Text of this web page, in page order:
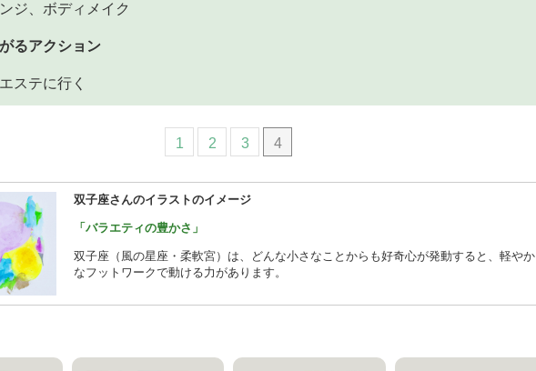
ジ、ボディメイク
るアクション
ステに行く
1 2 3 4
双子座さんのイラストのイメージ
「バラエティの豊かさ」
双子座（風の星座・柔軟宮）は、どんな小さなことからも好奇心が発動すると、軽やか
なフットワークで動ける力があります。